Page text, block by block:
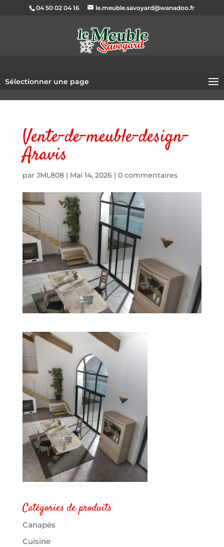
04 50 02 04 16 le.meuble.savoyard@wanadoo.fr
Sélectionner une page
Vente-de-meuble-design-
Aravis
par JML808| Mai 14, 2026| 0 commentaires
Catégories de produits
Canapés
Cuisine